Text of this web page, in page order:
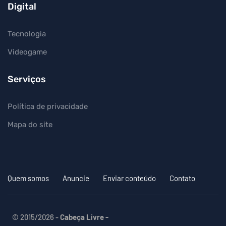
Digital
Tecnologia
Videogame
Serviços
Política de privacidade
Mapa do site
Quem somos Anuncie Enviar conteúdo Contato
© 2015/2026 -Cabeça Livre -